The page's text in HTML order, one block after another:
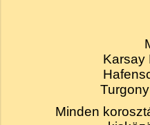
Karsay
Minden